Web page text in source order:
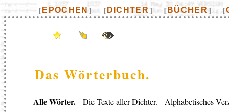
[ EPOCHEN ] [ DICHTER] [ BÜCHER] [
Das Wörterbuch.
Alle Wörter. Die Texte aller Dichter. Alphabetisches